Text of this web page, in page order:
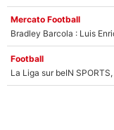
Mercato Football
Football